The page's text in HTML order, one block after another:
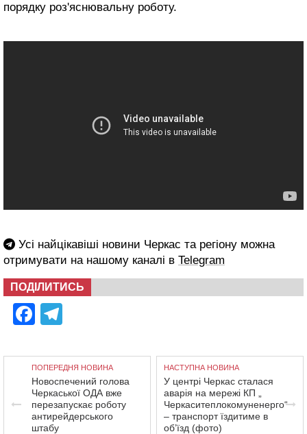
порядку роз'яснювальну роботу.
Усі найцікавіші новини Черкас та регіону можна
отримувати на нашому каналі в Telegram
ПОДІЛИТИСЬ
Facebook
ПОПЕРЕДНЯ НОВИНА
Новоспечений голова
Черкаської ОДА вже
перезапускає роботу
антирейдерського
штабу
НАСТУПНА НОВИНА
У центрі Черкас сталася
аварія на мережі КП „
Черкаситеплокомуненерго“
– транспорт їздитиме в
об’їзд (фото)